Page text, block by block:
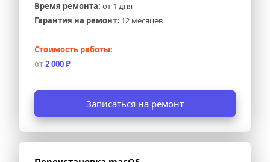
Время ремонта: от 1 дня
Гарантия на ремонт: 12 месяцев
Стоимость работы:
от 2 000 ₽
Записаться на ремонт